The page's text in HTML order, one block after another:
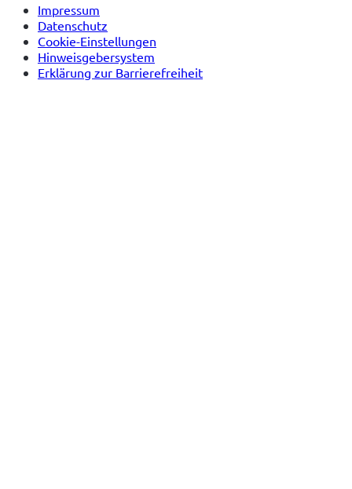
Impressum
Datenschutz
Cookie-Einstellungen
Hinweisgebersystem
Erklärung zur Barrierefreiheit